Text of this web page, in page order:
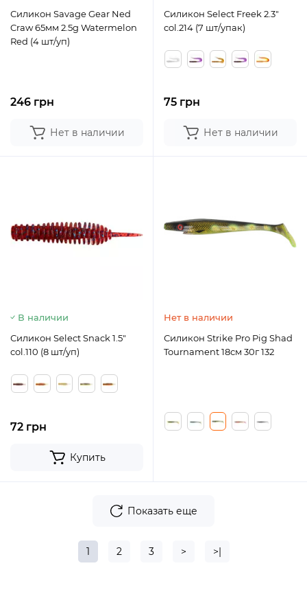
Силикон Savage Gear Ned
Craw 65мм 2.5g Watermelon
Red (4 шт/уп)
246 грн
Нет в наличии
Силикон Select Freek 2.3"
col.214 (7 шт/упак)
75 грн
Нет в наличии
В наличии
Силикон Select Snack 1.5"
col.110 (8 шт/уп)
72 грн
Купить
Нет в наличии
Силикон Strike Pro Pig Shad
Tournament 18см 30г 132
Показать еще
1 2 3 > >|